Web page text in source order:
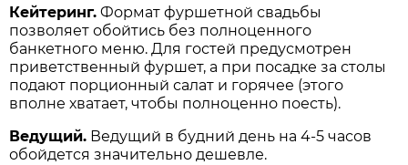
Кейтеринг. Формат фуршетной свадьбы
позволяет обойтись без полноценного
банкетного меню. Для гостей предусмотрен
приветственный фуршет, а при посадке за столы
подают порционный салат и горячее (этого
вполне хватает, чтобы полноценно поесть).
Ведущий. Ведущий в будний день на 4-5 часов
обойдется значительно дешевле.